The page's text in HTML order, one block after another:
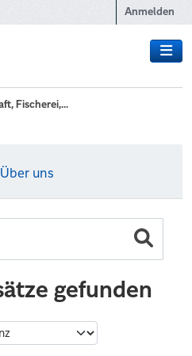
Anmelden
Fischerei,...
Über uns
gefunden